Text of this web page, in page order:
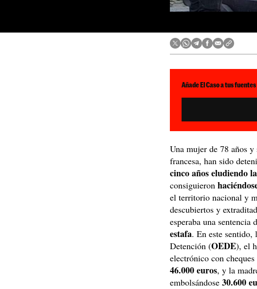
Añade El Caso a tus
Una mujer de 78 años
francesa, han sido
cinco años eludiendo
consiguieron
el territorio nacional y
descubiertos y
esperaba una
estafa. En este sentido,
Detención (OEDE), el
electrónico con
46.000 euros, y la
embolsándose30.600